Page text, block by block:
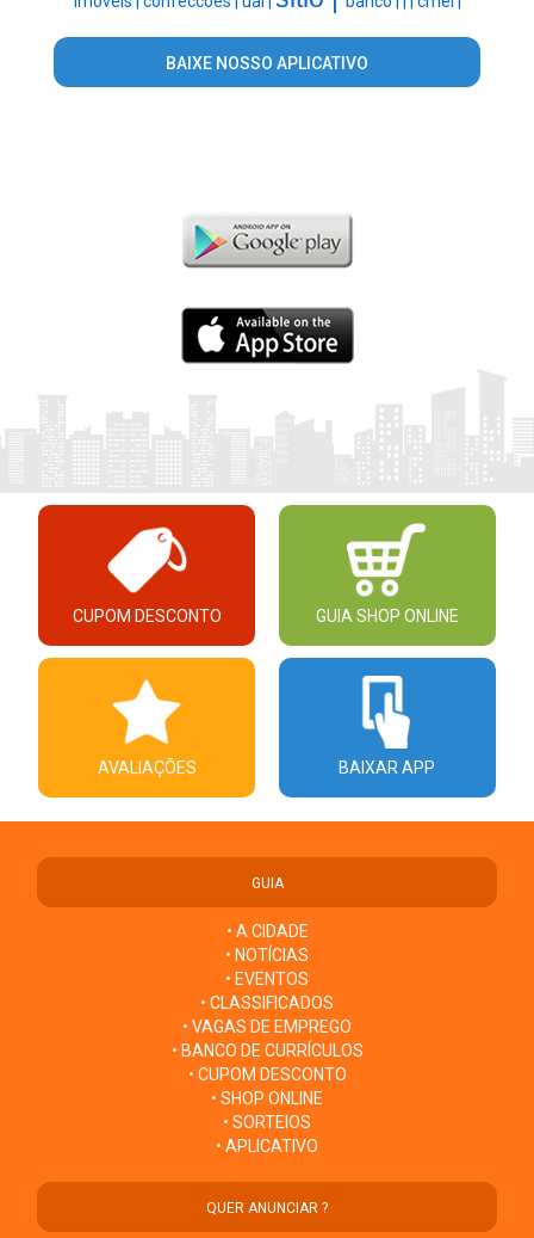
BAIXE NOSSO APLICATIVO
CUPOM DESCONTO GUIA SHOP ONLINE
AVALIAÇÕES BAIXAR APP
GUIA
• A CIDADE
• NOTÍCIAS
• EVENTOS
• CLASSIFICADOS
• VAGAS DE EMPREGO
• BANCO DE CURRÍCULOS
• CUPOM DESCONTO
• SHOP ONLINE
• SORTEIOS
• APLICATIVO
QUER ANUNCIAR ?